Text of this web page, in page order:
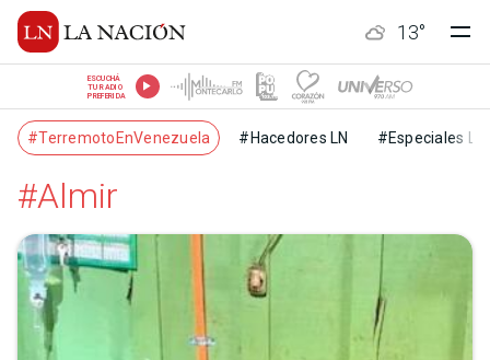
13°
ESCUCHÁ
TU RADIO
PREFERIDA
#TerremotoEnVenezuela #Hacedores LN #Especiales LN
#Almir